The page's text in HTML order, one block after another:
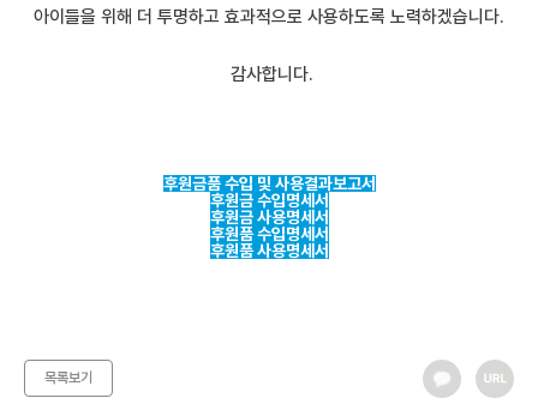
아이들을 위해 더 투명하고 효과적으로 사용하도록 노력하겠습니다.
감사합니다.
후원금품 수입 및 사용결과보고서
후원금 수입명세서
후원금 사용명세서
후원품 수입명세서
후원품 사용명세서
목록보기